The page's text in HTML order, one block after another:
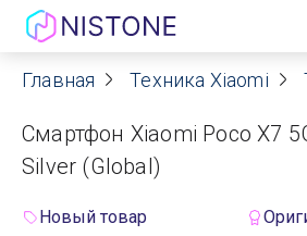
Акции
О нас
Главная Техника Xiaomi
Смартфон Xiaomi Poco X7
Silver (Global)
Новый товар